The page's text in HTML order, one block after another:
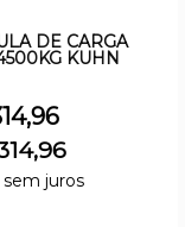
DE CARGA
KUHN
juros